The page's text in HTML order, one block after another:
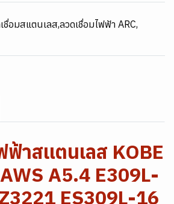
ชื่อมสแตนเลส,ลวดเชื่อมไฟฟ้า ARC,
ฟ้าสแตนเลส KOBE
A5.4 E309L-
ES309L-16